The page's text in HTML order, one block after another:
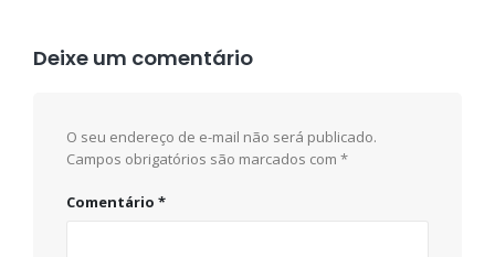
Deixe um comentário
O seu endereço de e-mail não será publicado.
Campos obrigatórios são marcados com *
Comentário *